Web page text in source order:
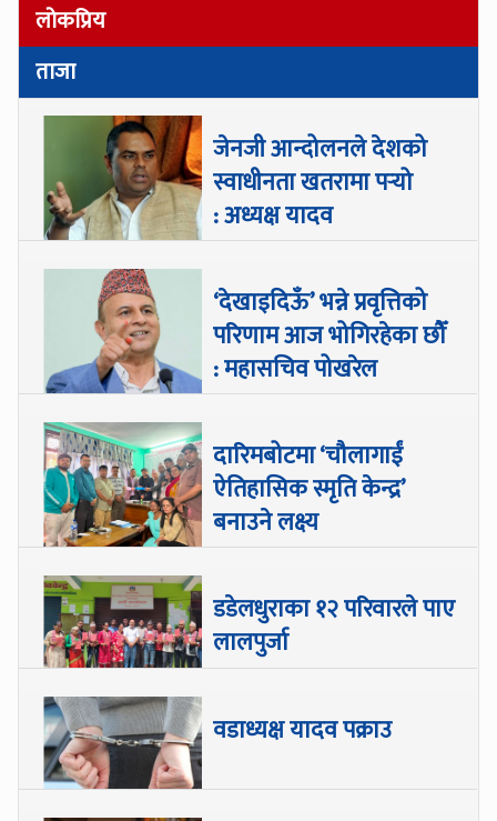
लोकप्रिय
ताजा
जेनजी आन्दोलनले देशको
स्वाधीनता खतरामा पर्‍यो
: अध्यक्ष यादव
‘देखाइदिऊँ’ भन्ने प्रवृत्तिको
परिणाम आज भोगिरहेका छौँ
: महासचिव पोखरेल
दारिमबोटमा ‘चौलागाईं
ऐतिहासिक स्मृति केन्द्र’
बनाउने लक्ष्य
डडेलधुराका १२ परिवारले पाए
लालपुर्जा
वडाध्यक्ष यादव पक्राउ